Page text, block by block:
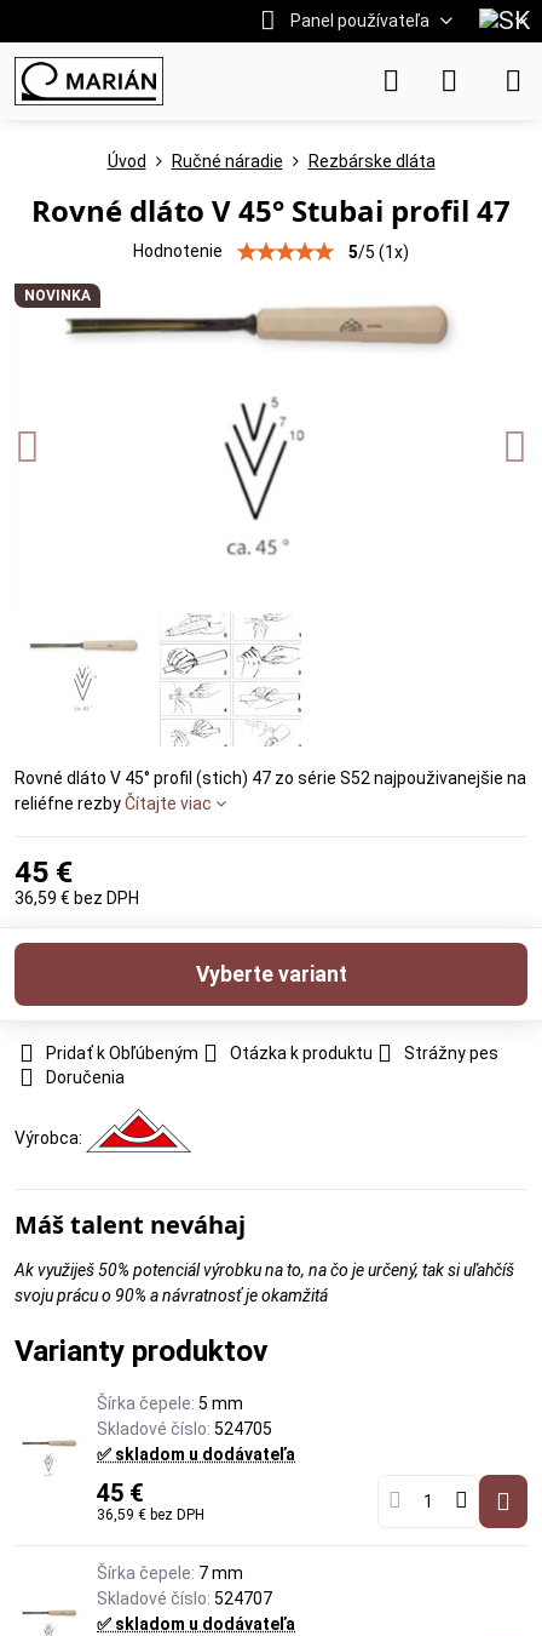
Panel používateľa
NOVINKA
Úvod Ručné náradie Rezbárske dláta
Rovné dláto V 45° Stubai profil 47
Hodnotenie 5/5 (1x)
Rovné dláto V 45° profil (stich) 47 zo série S52 najpouživanejšie na
reliéfne rezbyČítajte viac
45 €
36,59 € bez DPH
Vyberte variant
Pridať k Obľúbeným Otázka k produktu
Strážny pes
Doručenia
Výrobca:
Máš talent neváhaj
Ak využiješ 50% potenciál výrobku na to, na čo je určený, tak si uľahčíš
svoju prácu o 90% a návratnosť je okamžitá
Varianty produktov
Šírka čepele: 5 mm
Skladové číslo: 524705
✅ skladom u dodávateľa
45 €
36,59 € bez DPH
Šírka čepele: 7 mm
Skladové číslo: 524707
✅ skladom u dodávateľa